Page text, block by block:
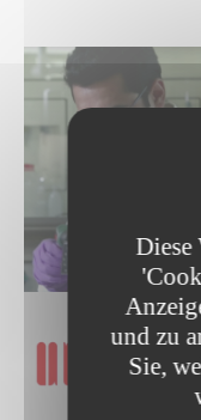
Diese
und zu
Sie,